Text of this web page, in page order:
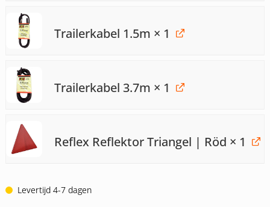
Trailerkabel 1.5m × 1
Trailerkabel 3.7m × 1
Reflex Reflektor Triangel | Röd × 1
Levertijd 4-7 dagen